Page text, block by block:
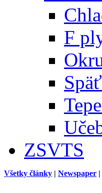
F
ZSVTS
Všetky články | Newspaper |